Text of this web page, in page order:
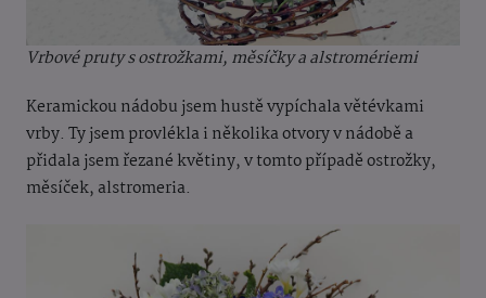
Vrbové pruty s ostrožkami, měsíčky a alstromériemi
Keramickou nádobu jsem hustě vypíchala větévkami
vrby. Ty jsem provlékla i několika otvory v nádobě a
přidala jsem řezané květiny, v tomto případě ostrožky,
měsíček, alstromeria.